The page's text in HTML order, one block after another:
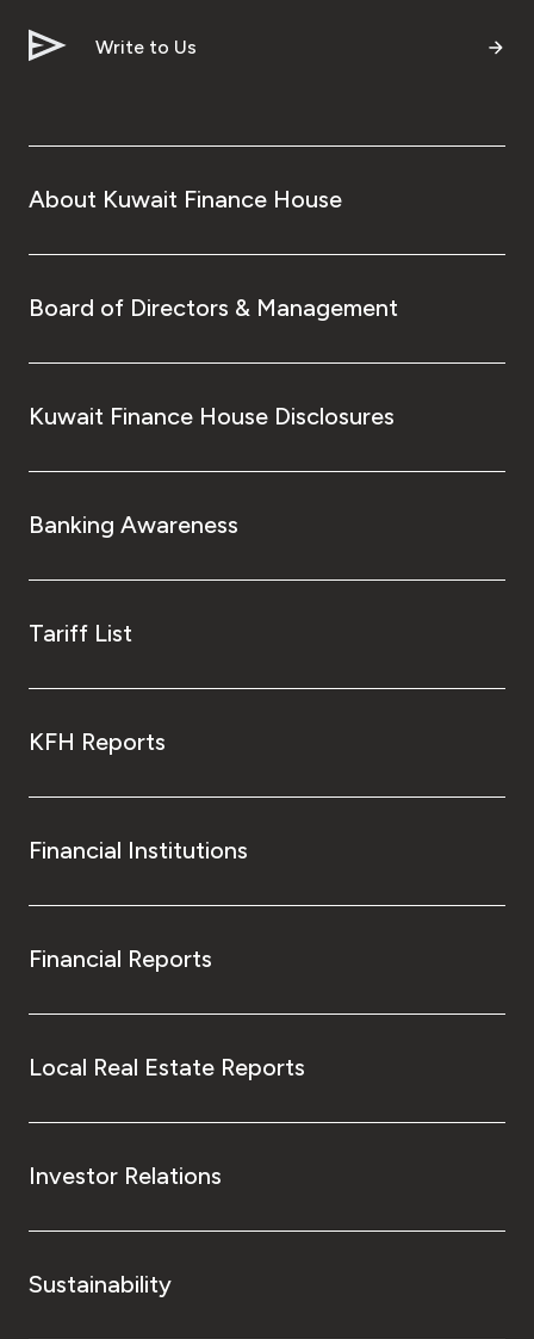
Write to Us
About Kuwait Finance House
Board of Directors & Management
Kuwait Finance House Disclosures
Banking Awareness
Tariff List
KFH Reports
Financial Institutions
Financial Reports
Local Real Estate Reports
Investor Relations
Sustainability